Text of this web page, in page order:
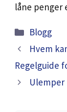
låne penger
Categories
Blogg
Hvem
Regelguide
Ulemper